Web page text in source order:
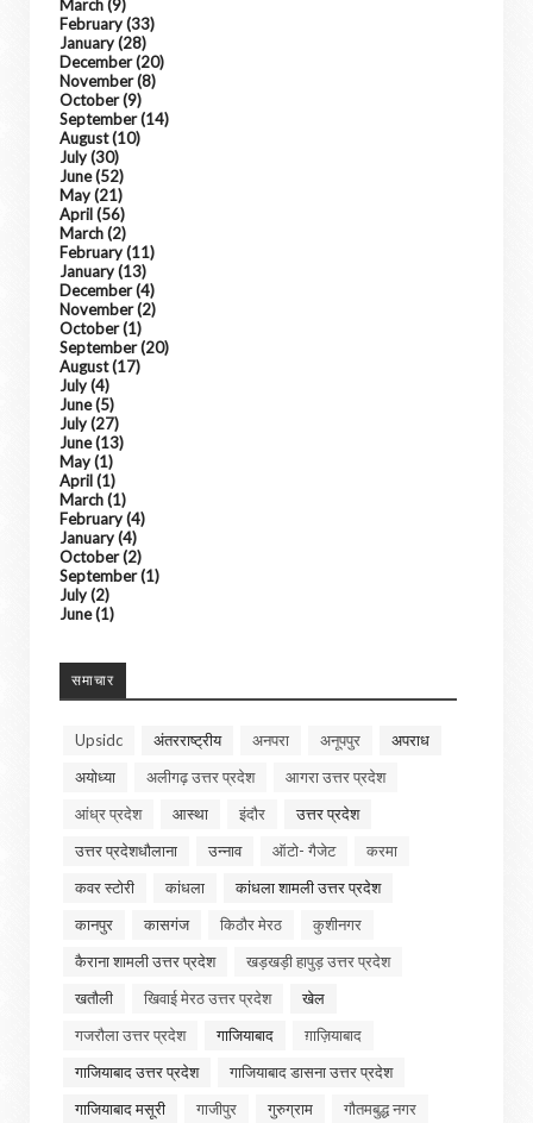
March(9)
February(33)
January(28)
December(20)
November(8)
October(9)
September(14)
August(10)
July(30)
June(52)
May(21)
April(56)
March(2)
February(11)
January(13)
December(4)
November(2)
October(1)
September(20)
August(17)
July(4)
June(5)
July(27)
June(13)
May(1)
April(1)
March(1)
February(4)
January(4)
October(2)
September(1)
July(2)
June(1)
समाचार
Upsidc अंतरराष्ट्रीय अनपरा अनूपपुर
अपराध
अयोध्या
अलीगढ़ उत्तर प्रदेश
आगरा उत्तर प्रदेश
आंध्र प्रदेश
आस्था इंदौर
उत्तर प्रदेश
उत्तर प्रदेशधौलाना
उन्नाव ऑटो- गैजेट
करमा
कवर स्टोरी
कांधला
कांधला शामली उत्तर प्रदेश
कानपुर
कासगंज किठौर मेरठ
कुशीनगर
कैराना शामली उत्तर प्रदेश
खड़खड़ी हापुड़ उत्तर प्रदेश
खतौली
खिवाई मेरठ उत्तर प्रदेश
खेल
गजरौला उत्तर प्रदेश
गाजियाबाद
ग़ाज़ियाबाद
गाजियाबाद उत्तर प्रदेश
गाजियाबाद डासना उत्तर प्रदेश
गाजियाबाद मसूरी
गाजीपुर गुरुग्राम गौतमबुद्ध नगर